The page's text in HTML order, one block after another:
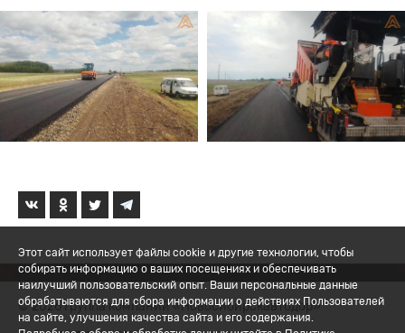
© 2026 Группа компаний «Новосибирскавтодор»
Этот сайт использует файлы cookie и другие технологии, чтобы
собирать информацию о ваших посещениях и обеспечивать
наилучший пользовательский опыт. Ваши персональные данные
обрабатываются для сбора информации о действиях Пользователей
на сайте, улучшения качества сайта и его содержания.